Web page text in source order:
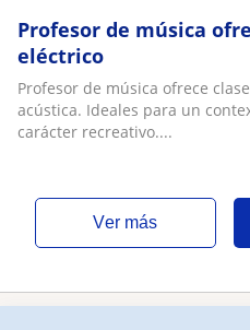
Profesor de música
eléctrico
Profesor de música ofrece
acústica. Ideales para un
carácter recreativo....
ver más